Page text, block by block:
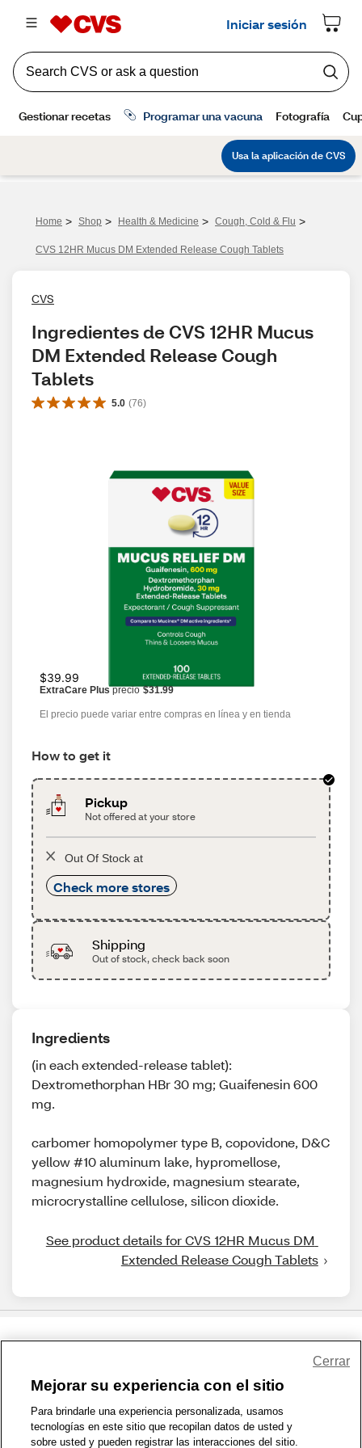
Home > Shop > Health & Medicine > Cough, Cold & Flu >
CVS 12HR Mucus DM Extended Release Cough Tablets
CVS
Ingredientes de CVS 12HR Mucus
DM Extended Release Cough
Tablets
5.0 (76)
$39.99
ExtraCare Plusprecio $31.99
El precio puede variar entre compras en línea y en tienda
How to get it
Pickup
Not offered at your store
Out Of Stock at
Check more stores
Shipping
Out of stock, check back soon
Ingredients
(in each extended-release tablet):
Dextromethorphan HBr 30 mg; Guaifenesin 600
mg.
carbomer homopolymer type B, copovidone, D&C
yellow #10 aluminum lake, hypromellose,
magnesium hydroxide, magnesium stearate,
microcrystalline cellulose, silicon dioxide.
See product details for CVS 12HR Mucus DM
Extended Release Cough Tablets
1-800-679-9691 | Contáctenos | Términos de Uso | Accesibilidad
Política de Privacidad | WA Privacy Policy | Mapa del sitio
Mejorar su experiencia con el sitio
Para brindarle una experiencia personalizada, usamos
tecnologías en este sitio que recopilan datos de usted y
sobre usted y pueden registrar las interacciones del sitio.
Cerrar